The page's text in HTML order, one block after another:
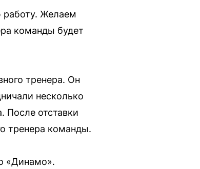
работу. Желаем
команды будет
тренера. Он
несколько
После отставки
тренера команды.
«Динамо».